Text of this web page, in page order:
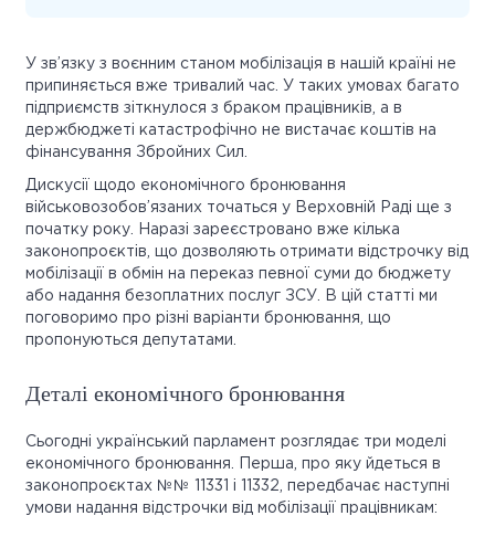
У зв’язку з воєнним станом мобілізація в нашій країні не
припиняється вже тривалий час. У таких умовах багато
підприємств зіткнулося з браком працівників, а в
держбюджеті катастрофічно не вистачає коштів на
фінансування Збройних Сил.
Дискусії щодо економічного бронювання
військовозобов’язаних точаться у Верховній Раді ще з
початку року. Наразі зареєстровано вже кілька
законопроєктів, що дозволяють отримати відстрочку від
мобілізації в обмін на переказ певної суми до бюджету
або надання безоплатних послуг ЗСУ. В цій статті ми
поговоримо про різні варіанти бронювання, що
пропонуються депутатами.
Деталі економічного бронювання
Сьогодні український парламент розглядає три моделі
економічного бронювання. Перша, про яку йдеться в
законопроєктах №№ 11331 і 11332, передбачає наступні
умови надання відстрочки від мобілізації працівникам: